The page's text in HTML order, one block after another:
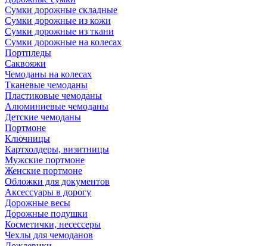
Сумки дорожные складные
Сумки дорожные из кожи
Сумки дорожные из ткани
Сумки дорожные на колесах
Портпледы
Саквояжи
Чемоданы на колесах
Тканевые чемоданы
Пластиковые чемоданы
Алюминиевые чемоданы
Детские чемоданы
Портмоне
Ключницы
Картхолдеры, визитницы
Мужские портмоне
Женские портмоне
Обложки для документов
Аксессуары в дорогу
Дорожные весы
Дорожные подушки
Косметички, несессеры
Чехлы для чемоданов